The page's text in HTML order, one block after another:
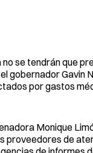
se tendrán que
gobernador Gavin
por gastos
Monique
proveedores de